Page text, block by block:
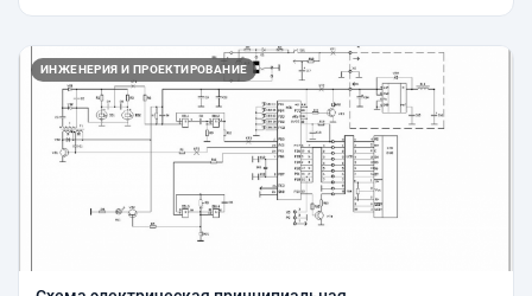
ИНЖЕНЕРИЯ И ПРОЕКТИРОВАНИЕ